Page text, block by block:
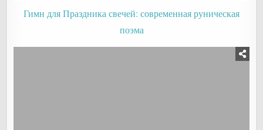
Гимн для Праздника свечей: современная руническая
поэма